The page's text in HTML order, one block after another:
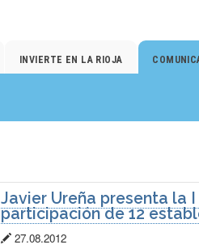
INVIERTE EN LA RIOJA
Javier Ureña presenta la
participación de 12
Fecha
27.08.2012